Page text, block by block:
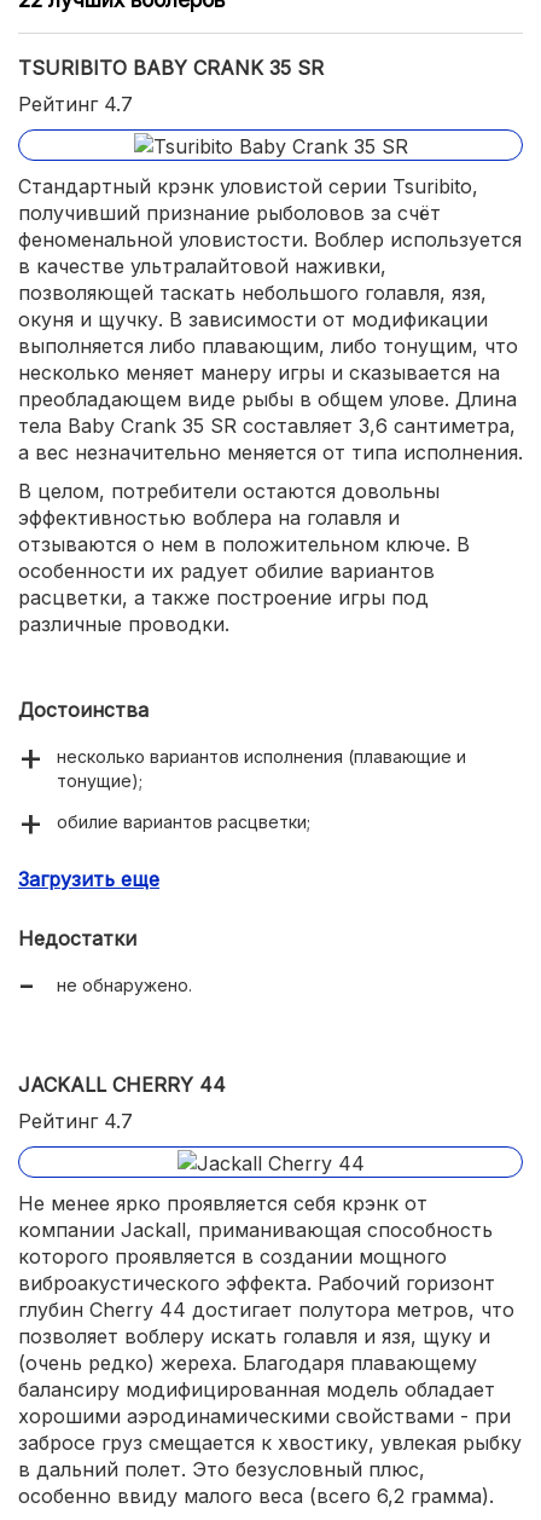
TSURIBITO BABY CRANK 35 SR
Рейтинг 4.7
Стандартный крэнк уловистой серии Tsuribito,
получивший признание рыболовов за счёт
феноменальной уловистости. Воблер используется
в качестве ультралайтовой наживки,
позволяющей таскать небольшого голавля, язя,
окуня и щучку. В зависимости от модификации
выполняется либо плавающим, либо тонущим, что
несколько меняет манеру игры и сказывается на
преобладающем виде рыбы в общем улове. Длина
тела Baby Crank 35 SR составляет 3,6 сантиметра,
а вес незначительно меняется от типа исполнения.
В целом, потребители остаются довольны
эффективностью воблера на голавля и
отзываются о нем в положительном ключе. В
особенности их радует обилие вариантов
расцветки, а также построение игры под
различные проводки.
Достоинства
несколько вариантов исполнения (плавающие и
тонущие);
обилие вариантов расцветки;
Загрузить еще
Недостатки
не обнаружено.
JACKALL CHERRY 44
Рейтинг 4.7
Не менее ярко проявляется себя крэнк от
компании Jackall, приманивающая способность
которого проявляется в создании мощного
виброакустического эффекта. Рабочий горизонт
глубин Cherry 44 достигает полутора метров, что
позволяет воблеру искать голавля и язя, щуку и
(очень редко) жереха. Благодаря плавающему
балансиру модифицированная модель обладает
хорошими аэродинамическими свойствами - при
забросе груз смещается к хвостику, увлекая рыбку
в дальний полет. Это безусловный плюс,
особенно ввиду малого веса (всего 6,2 грамма).